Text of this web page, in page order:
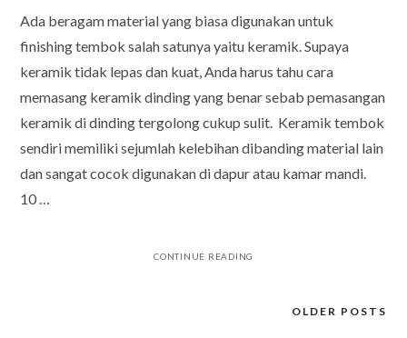
Ada beragam material yang biasa digunakan untuk
finishing tembok salah satunya yaitu keramik. Supaya
keramik tidak lepas dan kuat, Anda harus tahu cara
memasang keramik dinding yang benar sebab pemasangan
keramik di dinding tergolong cukup sulit. Keramik tembok
sendiri memiliki sejumlah kelebihan dibanding material lain
dan sangat cocok digunakan di dapur atau kamar mandi.
10 …
CONTINUE READING
OLDER POSTS